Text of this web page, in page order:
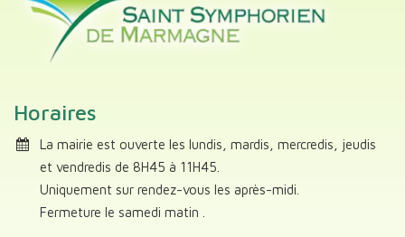
Horaires
La mairie est ouverte les lundis, mardis, mercredis, jeudis
et vendredis de 8H45 à 11H45.
Uniquement sur rendez-vous les après-midi.
Fermeture le samedi matin .